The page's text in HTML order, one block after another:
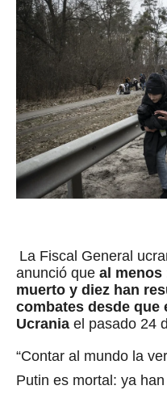
La Fiscal General
anunció que al menos
muerto y diez han
combates desde que
Ucrania el pasado 24
“Contar al mundo la
Putin es mortal: ya